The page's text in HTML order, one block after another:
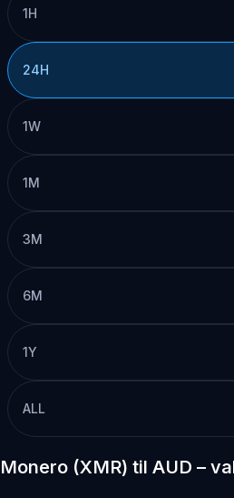
1H
24H
1W
1M
3M
6M
1Y
ALL
Monero (XMR) til AUD –